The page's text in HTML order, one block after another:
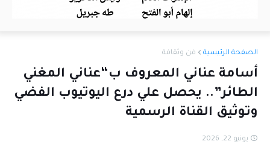
الصفحة الرئيسية فن وثقافة
أسامة عناني المعروف ب“عناني المغني
الطائر”.. يحصل علي درع اليوتيوب الفضي
وتوثيق القناة الرسمية
يونيو 22, 2026